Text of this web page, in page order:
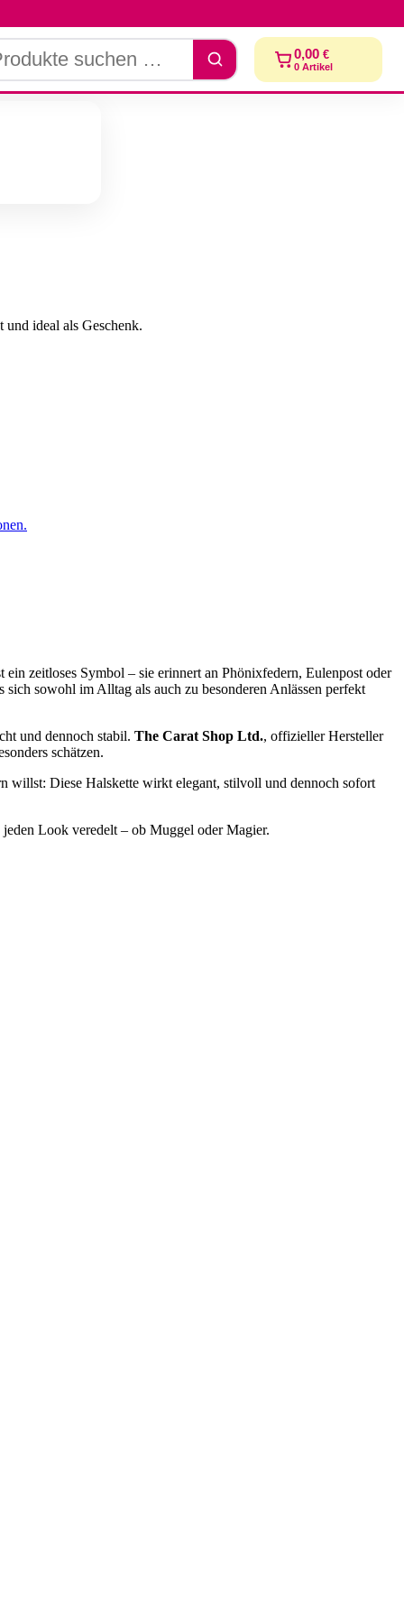
0,00 €
0Artikel
ideal als Geschenk.
zeitloses Symbol – sie erinnert an Phönixfedern, Eulenpost oder
sowohl im Alltag als auch zu besonderen Anlässen perfekt
und dennoch stabil. The Carat Shop Ltd., offizieller Hersteller
schätzen.
willst: Diese Halskette wirkt elegant, stilvoll und dennoch sofort
Look veredelt – ob Muggel oder Magier.